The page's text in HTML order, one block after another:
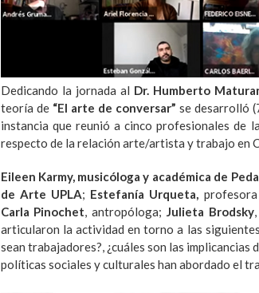
Dedicando la jornada al Dr. Humberto
teoría de “El arte de conversar” se desarrolló
instancia que reunió a cinco profesionales de
respecto de la relación arte/artista y trabajo en
Eileen Karmy, musicóloga y académica de
de Arte UPLA; Estefanía Urqueta,
Carla Pinochet, antropóloga;Julieta Brodsky
articularon la actividad en torno a las
sean trabajadores?, ¿cuáles son las
políticas sociales y culturales han abordado el